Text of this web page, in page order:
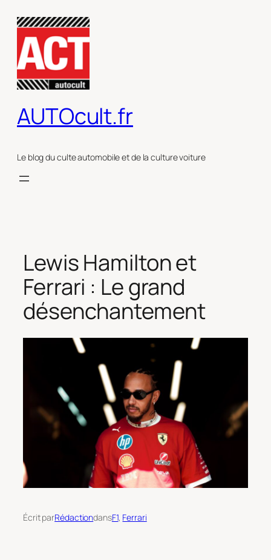
contenu
AUTOcult.fr
Le blog du culte automobile et de la culture voiture
Lewis Hamilton et
Ferrari : Le grand
désenchantement
Écrit parRédactiondansF1, Ferrari